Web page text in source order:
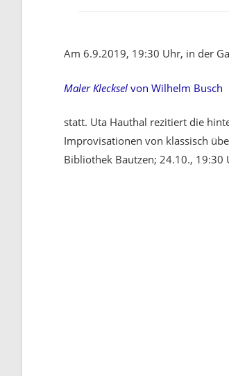
Am 6.9.2019, 19:30 Uhr, in der
Maler Klecksel von Wilhelm Busch
statt. Uta Hauthal rezitiert die
Improvisationen von klassisch
Bibliothek Bautzen; 24.10., 19:30